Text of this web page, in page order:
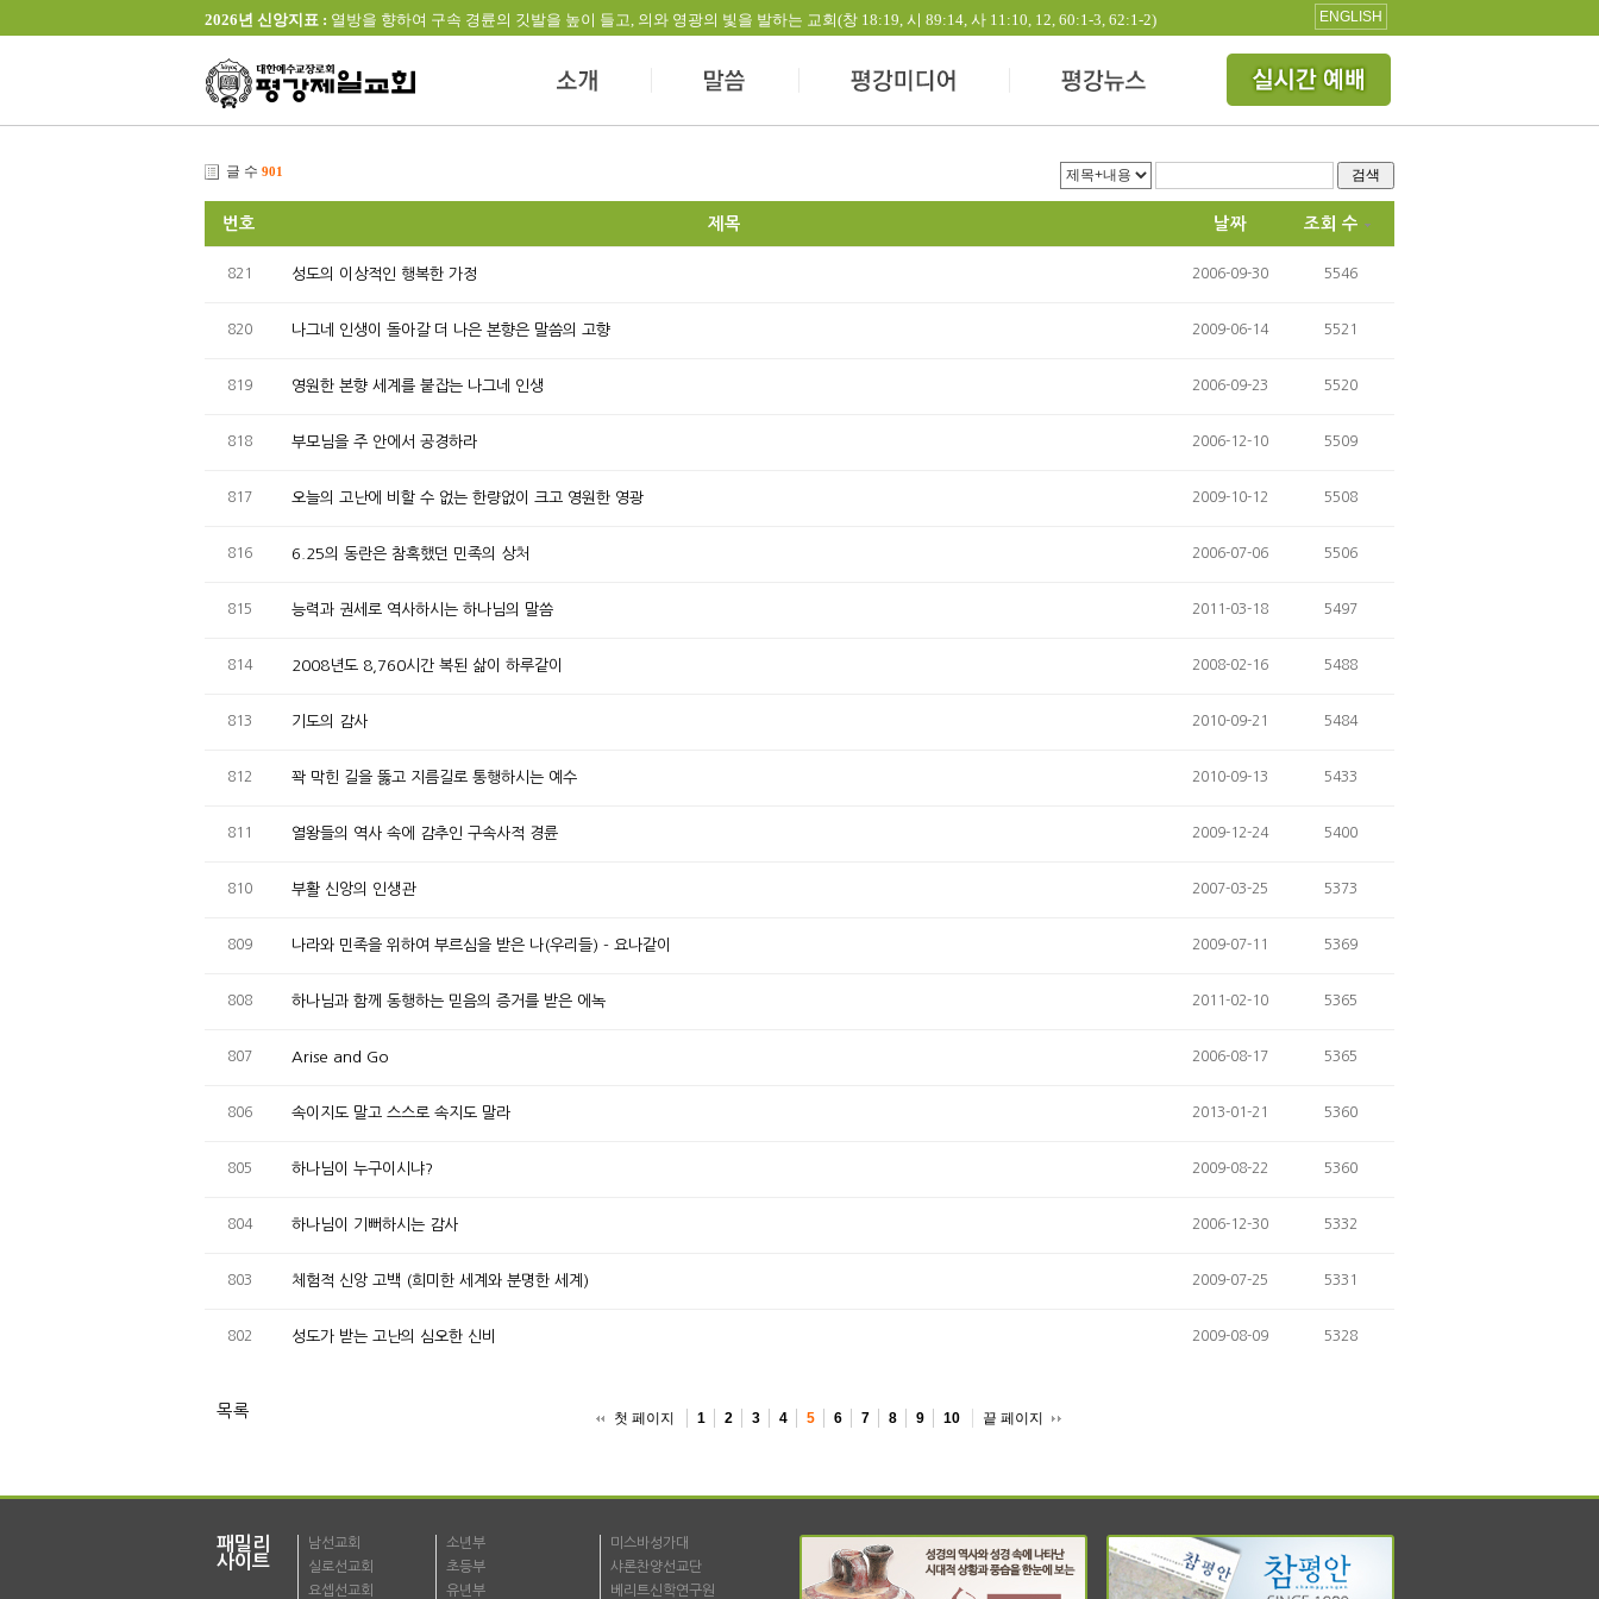
2026년 신앙지표 : 열방을 향하여 구속 경륜의 깃발을 높이 들고, 의와 영광의 빛을 발하는 교회(창 18:19, 시 89:14, 사 11:10, 12, 60:1-3, 62:1-2) ENGLISH
글 수 901 검색
번호 제목 날짜 조회 수
821 성도의 이상적인 행복한 가정 2006-09-30 5546
820 나그네 인생이 돌아갈 더 나은 본향은 말씀의 고향 2009-06-14 5521
819 영원한 본향 세계를 붙잡는 나그네 인생 2006-09-23 5520
818 부모님을 주 안에서 공경하라 2006-12-10 5509
817 오늘의 고난에 비할 수 없는 한량없이 크고 영원한 영광 2009-10-12 5508
816 6.25의 동란은 참혹했던 민족의 상처 2006-07-06 5506
815 능력과 권세로 역사하시는 하나님의 말씀 2011-03-18 5497
814 2008년도 8,760시간 복된 삶이 하루같이 2008-02-16 5488
813 기도의 감사 2010-09-21 5484
812 꽉 막힌 길을 뚫고 지름길로 통행하시는 예수 2010-09-13 5433
811 열왕들의 역사 속에 감추인 구속사적 경륜 2009-12-24 5400
810 부활 신앙의 인생관 2007-03-25 5373
809 나라와 민족을 위하여 부르심을 받은 나(우리들) - 요나같이 2009-07-11 5369
808 하나님과 함께 동행하는 믿음의 증거를 받은 에녹 2011-02-10 5365
807 Arise and Go 2006-08-17 5365
806 속이지도 말고 스스로 속지도 말라 2013-01-21 5360
805 하나님이 누구이시냐? 2009-08-22 5360
804 하나님이 기뻐하시는 감사 2006-12-30 5332
803 체험적 신앙 고백 (희미한 세계와 분명한 세계) 2009-07-25 5331
802 성도가 받는 고난의 심오한 신비 2009-08-09 5328
목록 첫 페이지 1 2 3 4 5 6 7 8 9 10 끝 페이지
패밀리
사이트
남선교회
실로선교회
요셉선교회
소년부
초등부
유년부
미스바성가대
샤론찬양선교단
베리트신학연구원